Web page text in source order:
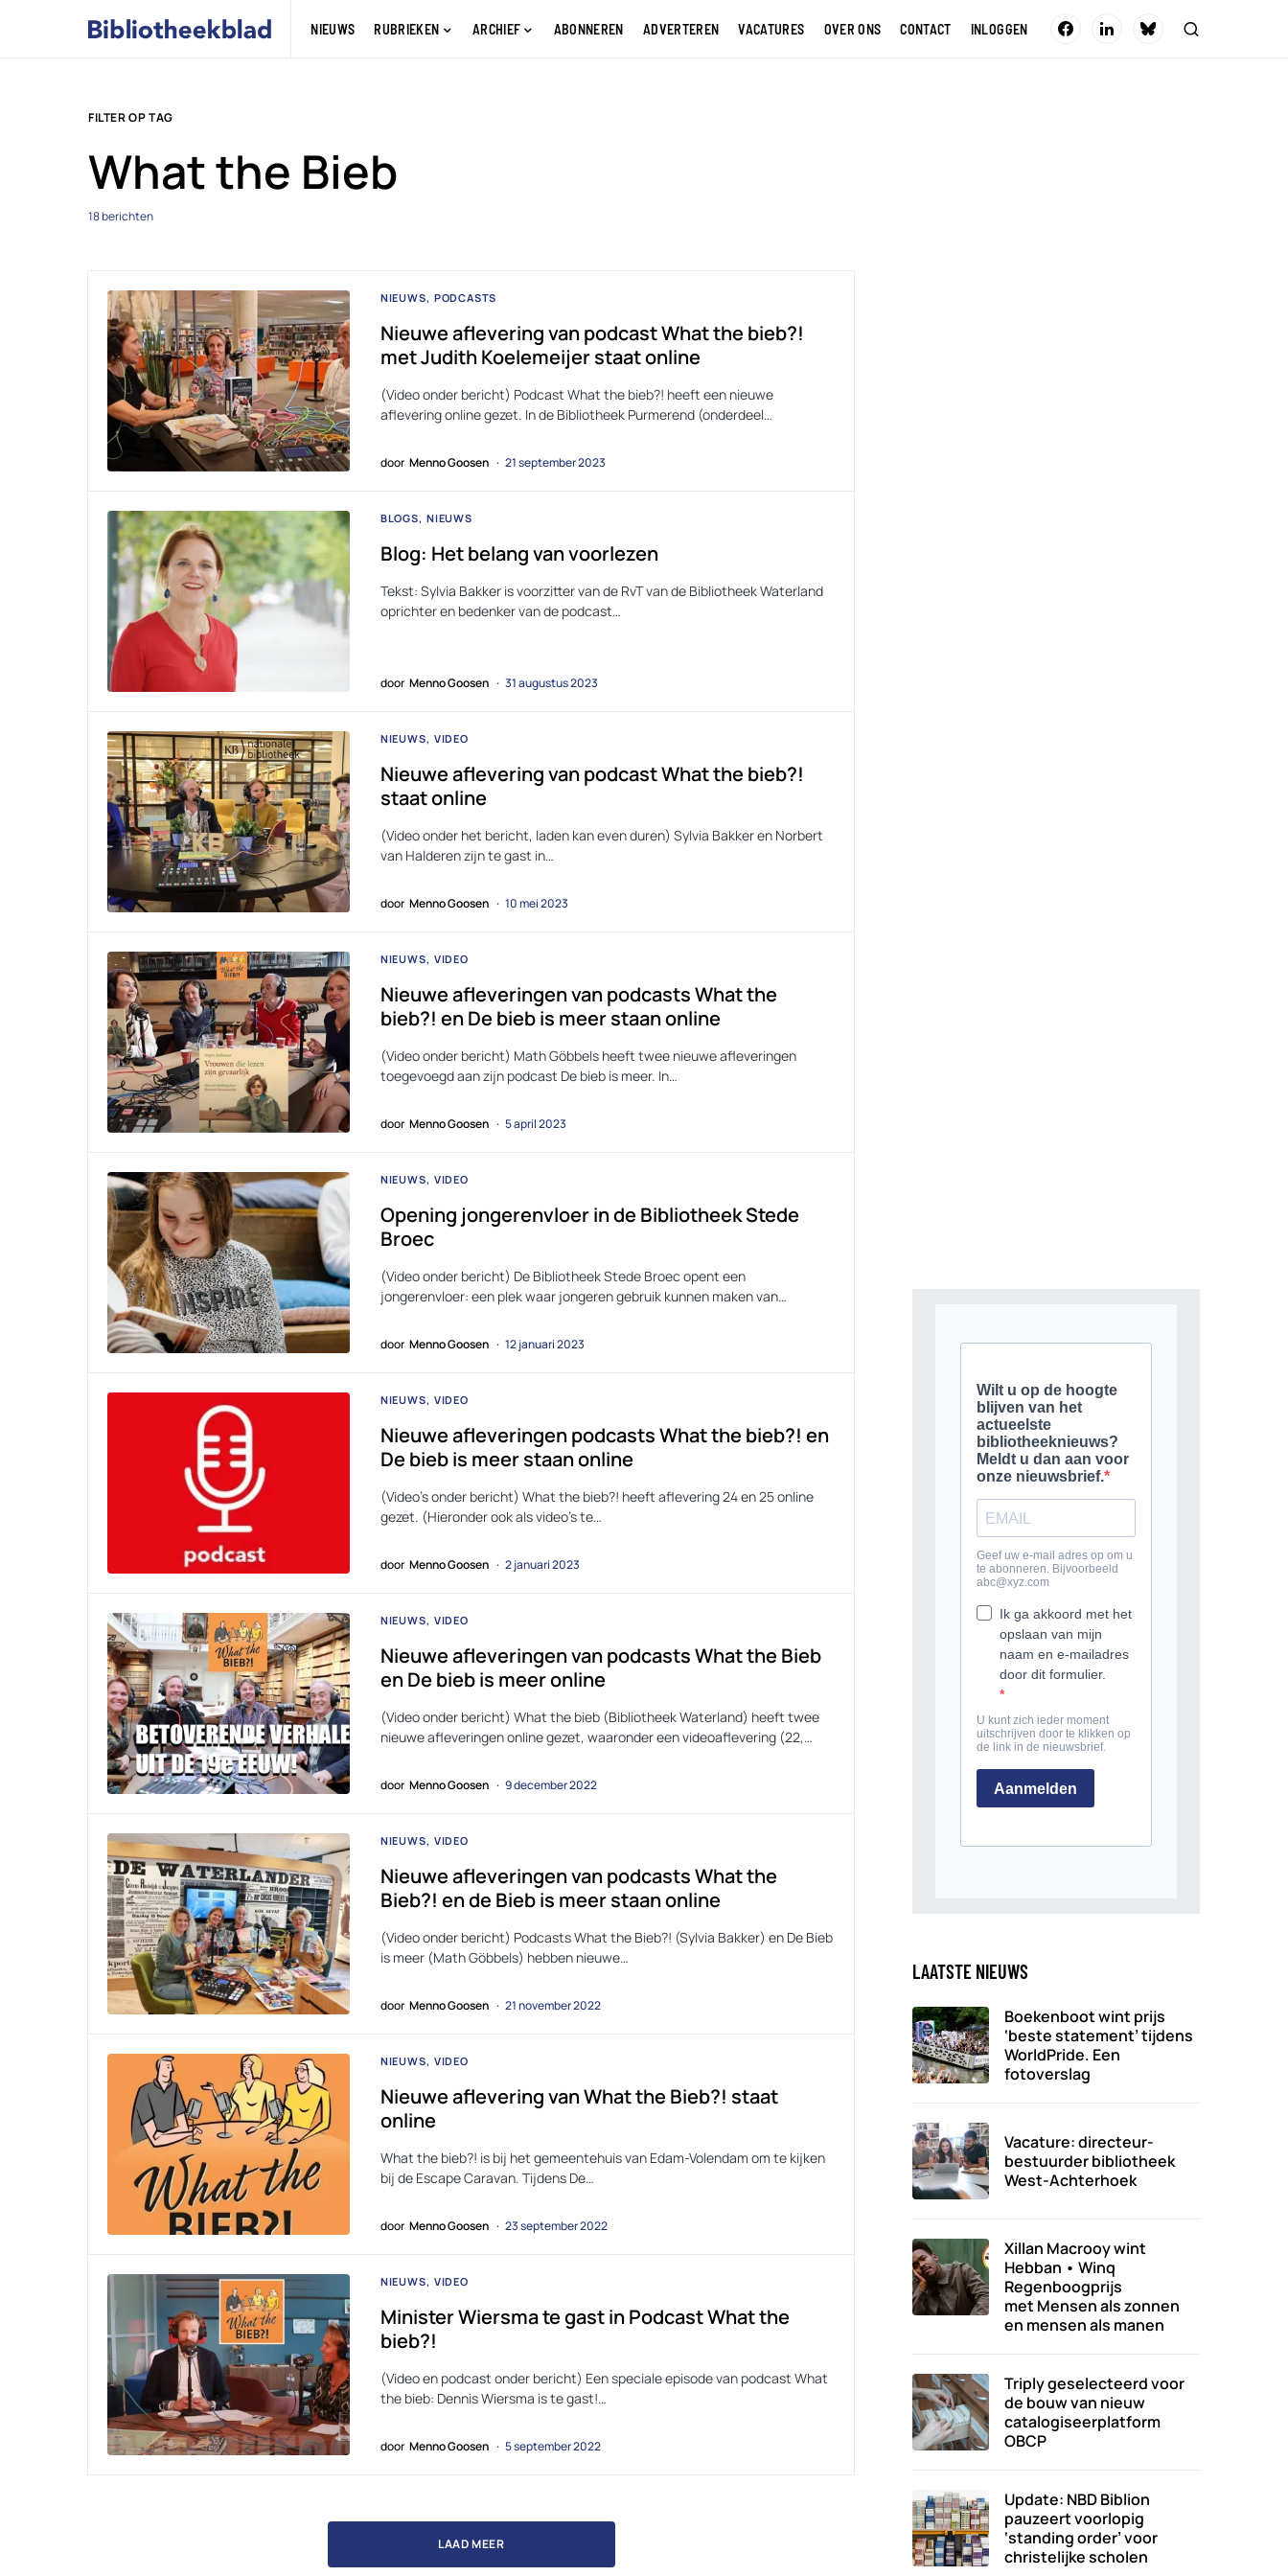
NIEUWS RUBRIEKEN ARCHIEF ABONNEREN ADVERTEREN VACATURES OVER ONS CONTACT INLOGGEN
FILTER OP TAG
What the Bieb
18 berichten
NIEUWS PODCASTS
Nieuwe aflevering van podcast What the bieb?!
met Judith Koelemeijer staat online
(Video onder bericht) Podcast What the bieb?! heeft een nieuwe
aflevering online gezet. In de Bibliotheek Purmerend (onderdeel…
door Menno Goosen 21 september 2023
BLOGS NIEUWS
Blog: Het belang van voorlezen
Tekst: Sylvia Bakker is voorzitter van de RvT van de Bibliotheek Waterland
oprichter en bedenker van de podcast…
door Menno Goosen 31 augustus 2023
NIEUWS VIDEO
Nieuwe aflevering van podcast What the bieb?!
staat online
(Video onder het bericht, laden kan even duren) Sylvia Bakker en Norbert
van Halderen zijn te gast in…
door Menno Goosen 10 mei 2023
NIEUWS VIDEO
Nieuwe afleveringen van podcasts What the
bieb?! en De bieb is meer staan online
(Video onder bericht) Math Göbbels heeft twee nieuwe afleveringen
toegevoegd aan zijn podcast De bieb is meer. In…
door Menno Goosen 5 april 2023
NIEUWS VIDEO
Opening jongerenvloer in de Bibliotheek Stede
Broec
(Video onder bericht) De Bibliotheek Stede Broec opent een
jongerenvloer: een plek waar jongeren gebruik kunnen maken van…
door Menno Goosen 12 januari 2023
NIEUWS VIDEO
Nieuwe afleveringen podcasts What the bieb?! en
De bieb is meer staan online
(Video’s onder bericht) What the bieb?! heeft aflevering 24 en 25 online
gezet. (Hieronder ook als video’s te…
door Menno Goosen 2 januari 2023
NIEUWS VIDEO
Nieuwe afleveringen van podcasts What the Bieb
en De bieb is meer online
(Video onder bericht) What the bieb (Bibliotheek Waterland) heeft twee
nieuwe afleveringen online gezet, waaronder een videoaflevering (22,…
door Menno Goosen 9 december 2022
NIEUWS VIDEO
Nieuwe afleveringen van podcasts What the
Bieb?! en de Bieb is meer staan online
(Video onder bericht) Podcasts What the Bieb?! (Sylvia Bakker) en De Bieb
is meer (Math Göbbels) hebben nieuwe…
door Menno Goosen 21 november 2022
NIEUWS VIDEO
Nieuwe aflevering van What the Bieb?! staat
online
What the bieb?! is bij het gemeentehuis van Edam-Volendam om te kijken
bij de Escape Caravan. Tijdens De…
door Menno Goosen 23 september 2022
NIEUWS VIDEO
Minister Wiersma te gast in Podcast What the
bieb?!
(Video en podcast onder bericht) Een speciale episode van podcast What
the bieb: Dennis Wiersma is te gast!…
door Menno Goosen 5 september 2022
LAAD MEER
LAATSTE NIEUWS
Boekenboot wint prijs
‘beste statement’ tijdens
WorldPride. Een
fotoverslag
Vacature: directeur-
bestuurder bibliotheek
West-Achterhoek
Xillan Macrooy wint
Hebban • Winq
Regenboogprijs
met Mensen als zonnen
en mensen als manen
Triply geselecteerd voor
de bouw van nieuw
catalogiseerplatform
OBCP
Update: NBD Biblion
pauzeert voorlopig
‘standing order’ voor
christelijke scholen